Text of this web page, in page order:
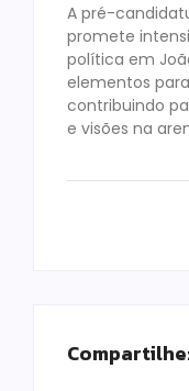
A pré-
promete
política em
elementos
contribuindo
e visões na